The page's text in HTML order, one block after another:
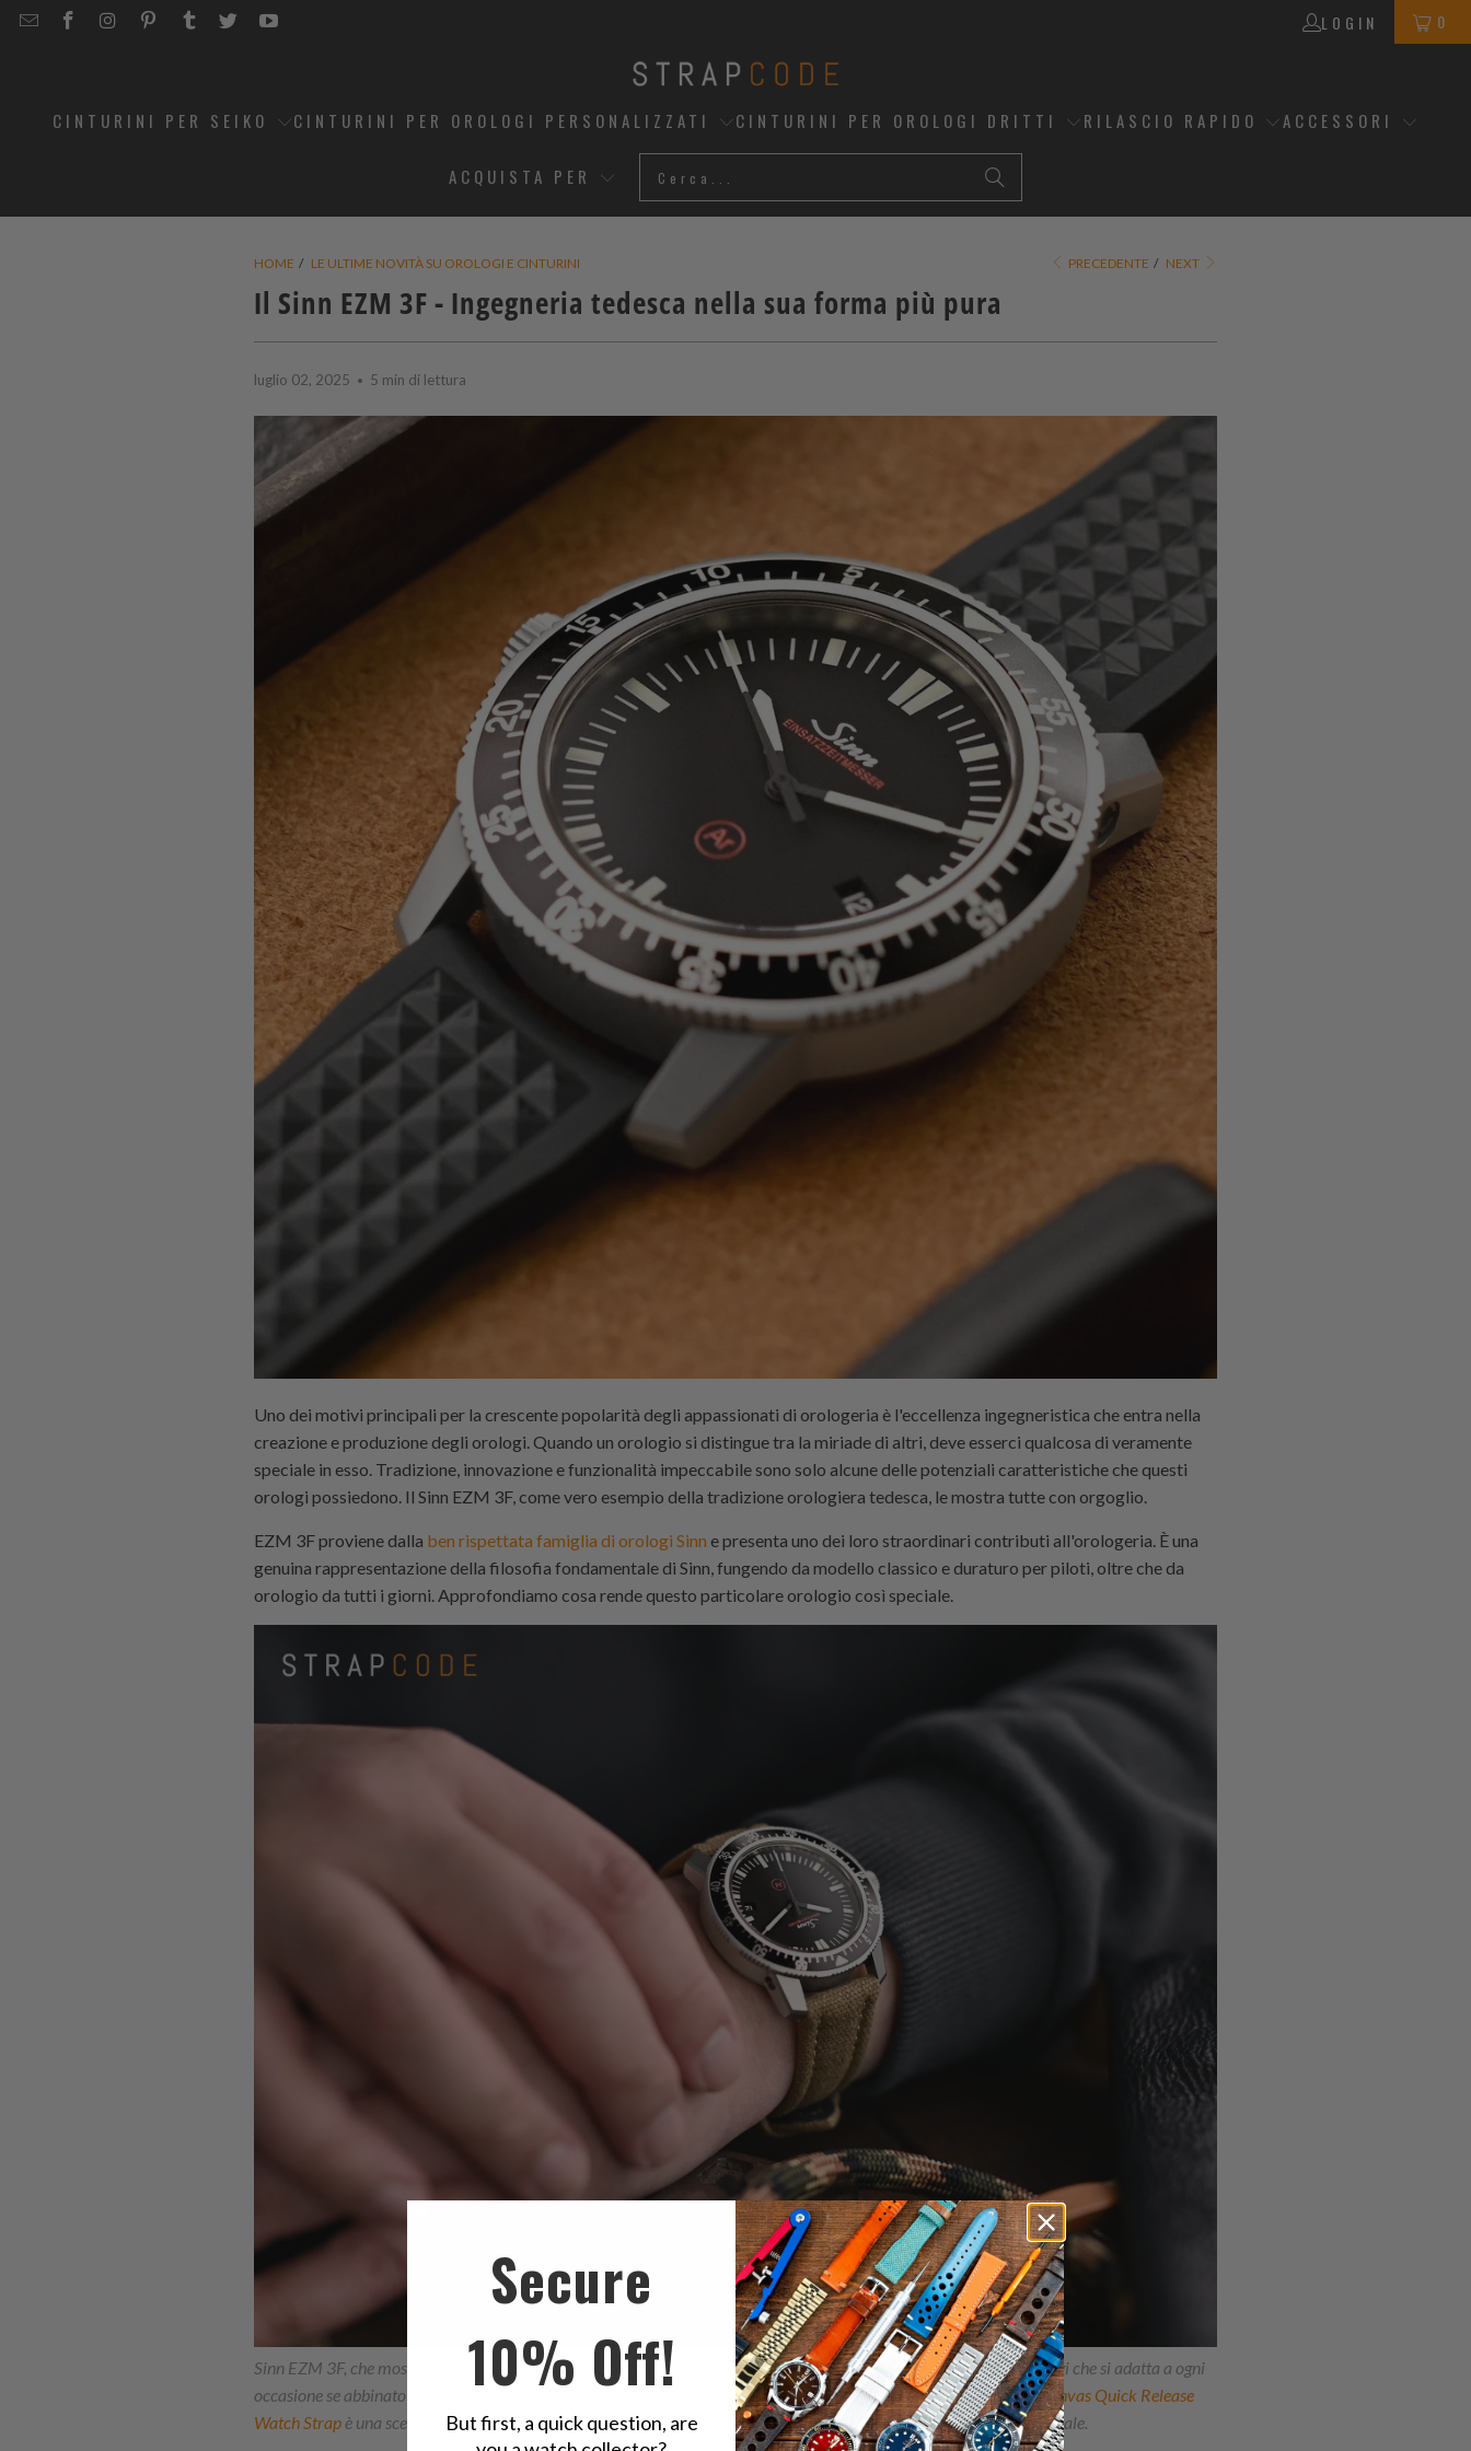
EMAILSTRAPCODE
STRAPCODE
STRAPCODE
STRAPCODE
STRAPCODE
STRAPCODE
LOGIN 0
CINTURINI PER SEIKO CINTURINI PER OROLOGI PERSONALIZZATI CINTURINI PER OROLOGI DRITTI RILASCIO RAPIDO ACCESSORI
ACQUISTA PER
HOME / LE ULTIME NOVITÀ SU OROLOGI E CINTURINI PRECEDENTE / NEXT
Il Sinn EZM 3F - Ingegneria tedesca nella sua forma più pura
luglio 02, 2025 5 min di lettura
Uno dei motivi principali per la crescente popolarità degli appassionati di orologeria è l'eccellenza ingegneristica che entra nella
creazione e produzione degli orologi. Quando un orologio si distingue tra la miriade di altri, deve esserci qualcosa di veramente
speciale in esso. Tradizione, innovazione e funzionalità impeccabile sono solo alcune delle potenziali caratteristiche che questi
orologi possiedono. Il Sinn EZM 3F, come vero esempio della tradizione orologiera tedesca, le mostra tutte con orgoglio.
EZM 3F proviene dalla ben rispettata famiglia di orologi Sinn e presenta uno dei loro straordinari contributi all'orologeria. È una
genuina rappresentazione della filosofia fondamentale di Sinn, fungendo da modello classico e duraturo per piloti, oltre che da
orologio da tutti i giorni. Approfondiamo cosa rende questo particolare orologio così speciale.
Sinn EZM 3F, che mostra la filosofia di Sinn di dare priorità alla funzionalità rispetto alla forma, è uno di quegli orologi che si adatta a ogni
occasione se abbinato a un cinturino complementare. In questo caso, la combinazione con unAviator Style Khaki Canvas Quick Release
Watch Strap è una scelta perfetta per qualsiasi occasione che richieda un codice di abbigliamento elegante ma informale.
Secure
10% Off!
But first, a quick question, are